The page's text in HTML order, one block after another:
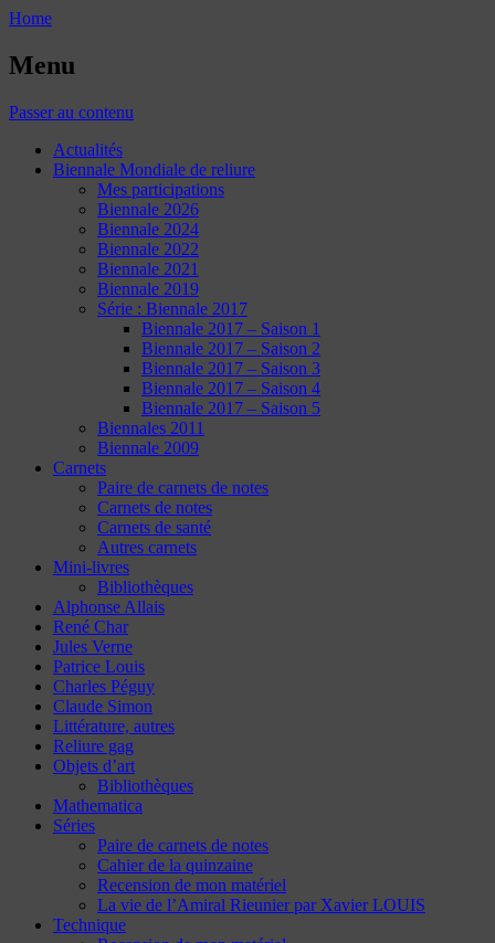
Home
Menu
Passer au contenu
Actualités
Biennale Mondiale de reliure
Mes participations
Biennale 2026
Biennale 2024
Biennale 2022
Biennale 2021
Biennale 2019
Série : Biennale 2017
Biennale 2017 – Saison 1
Biennale 2017 – Saison 2
Biennale 2017 – Saison 3
Biennale 2017 – Saison 4
Biennale 2017 – Saison 5
Biennales 2011
Biennale 2009
Carnets
Paire de carnets de notes
Carnets de notes
Carnets de santé
Autres carnets
Mini-livres
Bibliothèques
Alphonse Allais
René Char
Jules Verne
Patrice Louis
Charles Péguy
Claude Simon
Littérature, autres
Reliure gag
Objets d’art
Bibliothèques
Mathematica
Séries
Paire de carnets de notes
Cahier de la quinzaine
Recension de mon matériel
La vie de l’Amiral Rieunier par Xavier LOUIS
Technique